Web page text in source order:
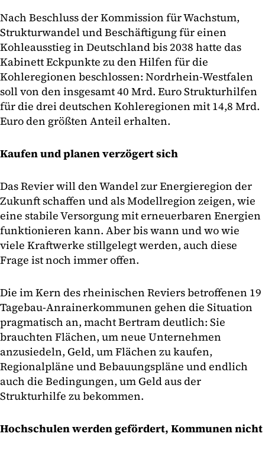
Nach Beschluss der Kommission für Wachstum,
Strukturwandel und Beschäftigung für einen
Kohleausstieg in Deutschland bis 2038 hatte das
Kabinett Eckpunkte zu den Hilfen für die
Kohleregionen beschlossen: Nordrhein-Westfalen
soll von den insgesamt 40 Mrd. Euro Strukturhilfen
für die drei deutschen Kohleregionen mit 14,8 Mrd.
Euro den größten Anteil erhalten.
Kaufen und planen verzögert sich
Das Revier will den Wandel zur Energieregion der
Zukunft schaffen und als Modellregion zeigen, wie
eine stabile Versorgung mit erneuerbaren Energien
funktionieren kann. Aber bis wann und wo wie
viele Kraftwerke stillgelegt werden, auch diese
Frage ist noch immer offen.
Die im Kern des rheinischen Reviers betroffenen 19
Tagebau-Anrainerkommunen gehen die Situation
pragmatisch an, macht Bertram deutlich: Sie
brauchten Flächen, um neue Unternehmen
anzusiedeln, Geld, um Flächen zu kaufen,
Regionalpläne und Bebauungspläne und endlich
auch die Bedingungen, um Geld aus der
Strukturhilfe zu bekommen.
Hochschulen werden gefördert, Kommunen nicht